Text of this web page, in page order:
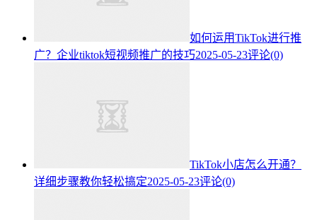
如何运用TikTok进行推
广？企业tiktok短视频推广的技巧2025-05-23评论(0)
TikTok小店怎么开通？
详细步骤教你轻松搞定2025-05-23评论(0)